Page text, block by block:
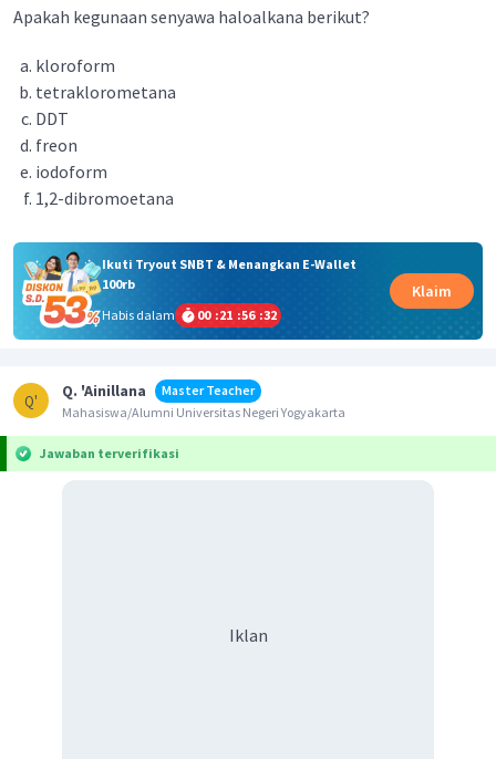
Apakah kegunaan senyawa haloalkana berikut?
kloroform
tetraklorometana
DDT
freon
iodoform
1,2-dibromoetana
Ikuti Tryout SNBT & Menangkan E-Wallet
100rb
Habis dalam
00 :21 :56 :32
Klaim
Q'
Q. 'Ainillana
Master Teacher
Mahasiswa/Alumni Universitas Negeri Yogyakarta
Jawaban terverifikasi
Iklan